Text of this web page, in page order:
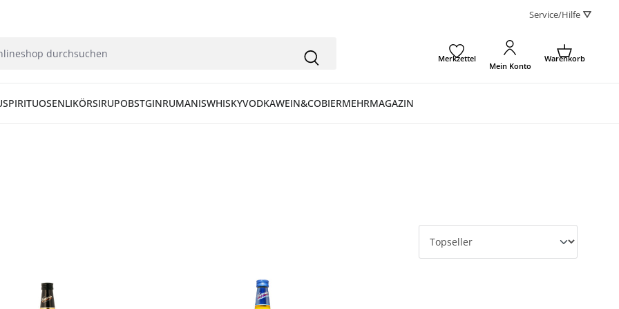
Service/Hilfe ⛛
Merkzettel
Mein Konto
Warenkorb
SPIRITUOSENLIKÖRSIRUPOBSTGINRUMANISWHISKYVODKAWEIN&COBIERMEHRMAGAZIN